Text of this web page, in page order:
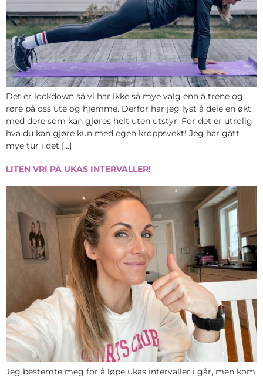
Det er lockdown så vi har ikke så mye valg enn å trene og
røre på oss ute og hjemme. Derfor har jeg lyst å dele en økt
med dere som kan gjøres helt uten utstyr. For det er utrolig
hva du kan gjøre kun med egen kroppsvekt! Jeg har gått
mye tur i det […]
LITEN VRI PÅ UKAS INTERVALLER!
Jeg bestemte meg for å løpe ukas intervaller i går, men kom